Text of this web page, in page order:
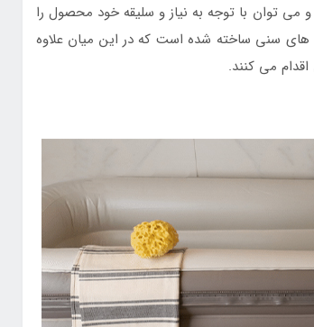
توان با توجه به نیاز و سلیقه خود محصول را
های سنی ساخته شده است که در این میان علاوه
می کنند.